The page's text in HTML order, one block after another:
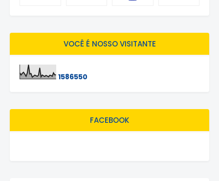
VOCÊ É NOSSO VISITANTE
1586550
FACEBOOK